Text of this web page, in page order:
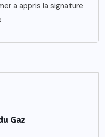
a appris la signature
Gaz